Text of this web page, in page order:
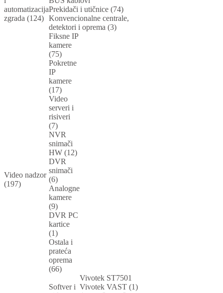
automatizacija
zgrada (124)
Prekidači i utičnice (74)
Konvencionalne centrale,
detektori i oprema (3)
Video nadzor
(197)
Fiksne IP
kamere
(75)
Pokretne
IP
kamere
(17)
Video
serveri i
risiveri
(7)
NVR
snimači
HW (12)
DVR
snimači
(6)
Analogne
kamere
(9)
DVR PC
kartice
(1)
Ostala i
prateća
oprema
(66)
Softver i
Vivotek ST7501
Vivotek VAST (1)